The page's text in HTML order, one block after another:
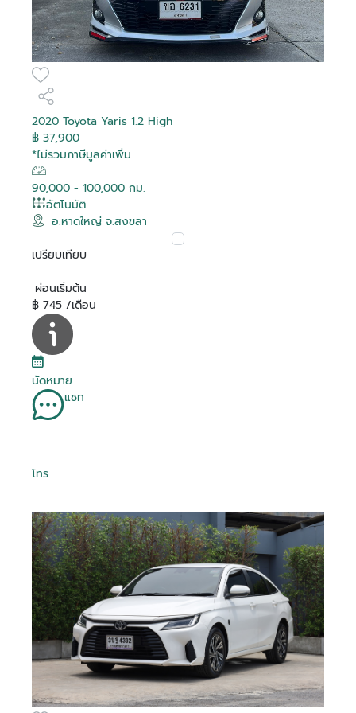
2020 Toyota Yaris 1.2 High
฿ 37,900
*ไม่รวมภาษีมูลค่าเพิ่ม
90,000 - 100,000 กม.
อัตโนมัติ
อ.หาดใหญ่ จ.สงขลา
เปรียบเทียบ
ผ่อนเริ่มต้น
฿ 745 /เดือน
นัดหมาย
แชท
โทร